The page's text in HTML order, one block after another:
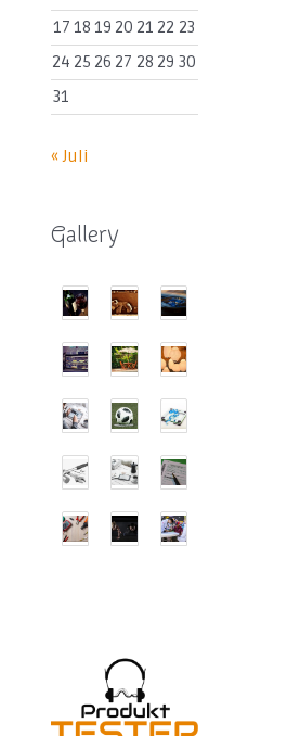
17 18 19 20 21 22 23
24 25 26 27 28 29 30
31
« Juli
Gallery